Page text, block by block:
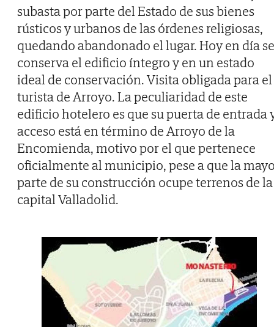
subasta por parte del Estado de sus bienes
rústicos y urbanos de las órdenes religiosas,
quedando abandonado el lugar. Hoy en día se
conserva el edificio íntegro y en un estado
ideal de conservación. Visita obligada para el
turista de Arroyo. La peculiaridad de este
edificio hotelero es que su puerta de entrada
acceso está en término de Arroyo de la
Encomienda, motivo por el que pertenece
oficialmente al municipio, pese a que la
parte de su construcción ocupe terrenos de la
capital Valladolid.